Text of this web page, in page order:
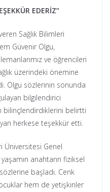
EDERİZ”
Sağlık Bilimleri
Güvenir Olgu,
ve öğrencileri
üzerindeki önemine
Olgu sözlerinin sonunda
bilgilendirici
bilinçlendirdiklerini belirtti
herkese teşekkür etti.
Üniversitesi Genel
anahtarın fiziksel
başladı. Cenk
hem de yetişkinler